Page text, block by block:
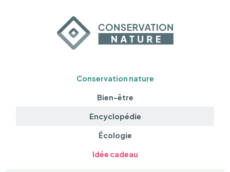
Conservation nature
Bien-être
Encyclopédie
Écologie
Idée cadeau